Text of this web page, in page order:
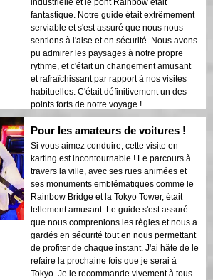
fantastique. Notre guide était extrêmement
serviable et s'est assuré que nous nous
sentions à l'aise et en sécurité. Nous avons
pu admirer les paysages à notre propre
rythme, et c'était un changement amusant
et rafraîchissant par rapport à nos visites
habituelles. C'était définitivement un des
points forts de notre voyage !
Pour les amateurs de voitures !
Si vous aimez conduire, cette visite en
karting est incontournable ! Le parcours à
travers la ville, avec ses rues animées et
ses monuments emblématiques comme le
Rainbow Bridge et la Tokyo Tower, était
tellement amusant. Le guide s'est assuré
que nous comprenions les règles et nous a
gardés en sécurité tout en nous permettant
de profiter de chaque instant. J'ai hâte de le
refaire la prochaine fois que je serai à
Tokyo. Je le recommande vivement à tous